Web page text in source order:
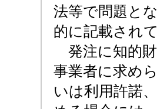
法等で問題と
的に記載され
発注に知的
事業者に求め
いは利用許諾